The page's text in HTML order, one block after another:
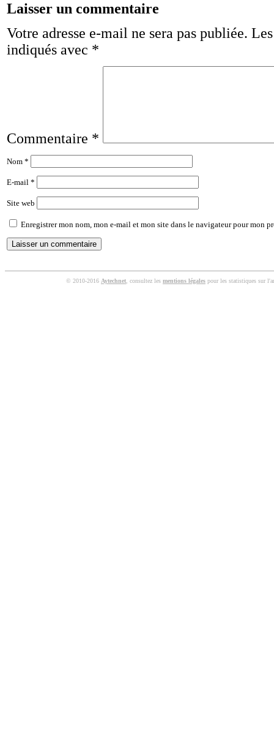
Laisser un commentaire
Votre adresse e-mail ne sera pas publiée.
indiqués avec *
Commentaire *
Nom *
E-mail *
Site web
Enregistrer mon nom, mon e-mail et mon site dans le navigateur pour mon
© 2010-2016 Aytechnet , consultez les mentions légales pour les statistiques sur